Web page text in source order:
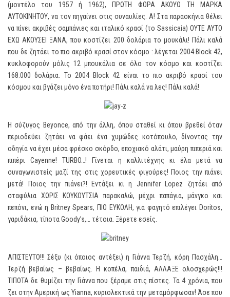
(μοντέλο του 1957 ή 1962), ΠΡΩΤΗ ΦΟΡΑ ΑΚΟΥΩ ΤΗ ΜΑΡΚΑ
ΑΥΤΟΚΙΝΗΤΟΥ, να τον πηγαίνει στις συναυλίες. Α! Στα παρασκήνια θέλει
να πίνει ακριβές σαμπάνιες και ιταλικό κρασί (το Sassicaia) ΟΥΤΕ ΑΥΤΟ
ΕΧΩ ΑΚΟΥΣΕΙ ΞΑΝΑ, που κοστίζει 200 δολάρια το μουκάλι! Πάλι καλά
που δε ζητάει το πιο ακριβό κρασί στον κόσμο : λέγεται 2004 Block 42,
κυκλοφορούν μόλις 12 μπουκάλια σε όλο τον κόσμο και κοστίζει
168.000 δολάρια. Το 2004 Block 42 είναι το πιο ακριβό κρασί του
κόσμου και βγάζει μόνο ένα ποτήρι! Πάλι καλά να λες! Πάλι καλά!
Η σύζυγος Beyonce, από την άλλη, όπου σταθεί κι όπου βρεθεί όταν
περιοδεύει ζητάει να φάει ένα χυμώδες κοτόπουλο, δίνοντας την
οδηγία να έχει μέσα φρέσκο σκόρδο, εποχιακό αλάτι, μαύρη πιπεριά και
πιπέρι Cayenne! TURBO…! Γίνεται η καλλιτέχνης κι έλα μετά να
συναγωνιστείς μαζί της στις χορευτικές φιγούρες! Ποιος την πιάνει
μετά! Ποιος την πιάνει?! Εντάξει κι η Jennifer Lopez ζητάει από
σταφύλια ΧΩΡΙΣ ΚΟΥΚΟΥΤΣΙΑ παρακαλώ, μέχρι παπάγια, μάνγκο και
πεπόνι, ενώ η Britney Spears, ΠΙΟ ΕΥΚΟΛΗ, για φαγητό επιλέγει Doritos,
γαριδάκια, τίποτα Goody’s,… τέτοια. Ξέρετε εσείς.
ΑΠΙΣΤΕΥΤΟ!!! Σέξυ (κι όποιος αντέξει) η Γιάννα Τερζή, κόρη Πασχάλη…
Τερζή βεβαίως – βεβαίως. Η κοπέλα, παιδιά, ΑΛΛΑΞΕ ολοσχερώς!!!
ΤΙΠΟΤΑ δε θυμίζει την Γιάννα που ξέραμε στις πίστες. Τα 4 χρόνια, που
ζει στην Αμερική ως Yianna, κυριολεκτικά την μεταμόρφωσαν! Άσε που